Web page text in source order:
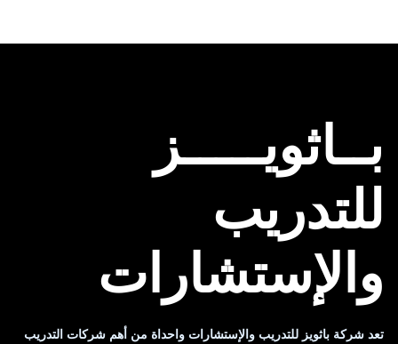
بــاثويـــــز
للتدريب
والإستشارات
تعد شركة باثويز للتدريب والإستشارات واحداة من أهم شركات التدريب